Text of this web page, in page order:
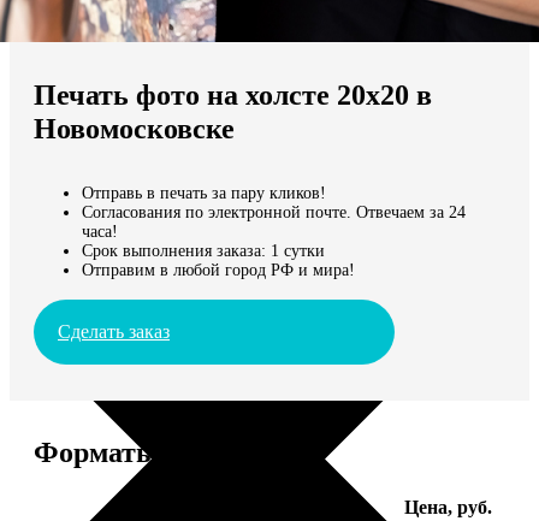
Мы доставляем по всему миру
Продолжить без города
Печать фото на холсте 20х20 в
Новомосковске
Отправь в печать за пару кликов!
Согласования по электронной почте. Отвечаем за 24
часа!
Срок выполнения заказа: 1 сутки
Отправим в любой город РФ и мира!
Сделать заказ
Форматы и цены
Цена, руб.